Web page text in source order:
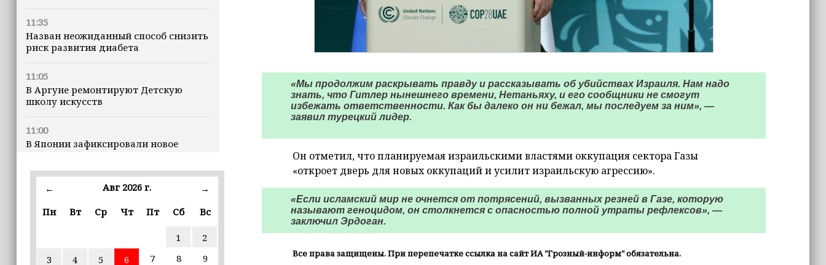
11:35
Назван неожиданный способ снизить
риск развития диабета
11:05
В Аргуне ремонтируют Детскую
школу искусств
11:00
В Японии зафиксировали новое
В Ачхой-Мартане обновляют одну из
центральных улиц
← Авг 2026 г.
→
Пн
Вт Ср Чт Пт Сб Вс
1
2
3
4 5 6 7 8
9
«Мы продолжим раскрывать правду и рассказывать об убийствах Израиля. Нам надо
знать, что Гитлер нынешнего времени, Нетаньяху, и его сообщники не смогут
избежать ответственности. Как бы далеко он ни бежал, мы последуем за ним», —
заявил турецкий лидер.
Он отметил, что планируемая израильскими властями оккупация сектора Газы
«откроет дверь для новых оккупаций и усилит израильскую агрессию».
«Если исламский мир не очнется от потрясений, вызванных резней в Газе, которую
называют геноцидом, он столкнется с опасностью полной утраты рефлексов», —
заключил Эрдоган.
Все права защищены. При перепечатке ссылка на сайт ИА "Грозный-информ" обязательна.